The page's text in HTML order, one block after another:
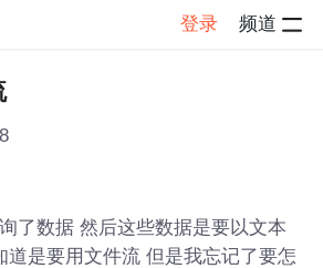
登录 频道
详情
了数据 然后这些数据是要以文本
是要用文件流 但是我忘记了要怎